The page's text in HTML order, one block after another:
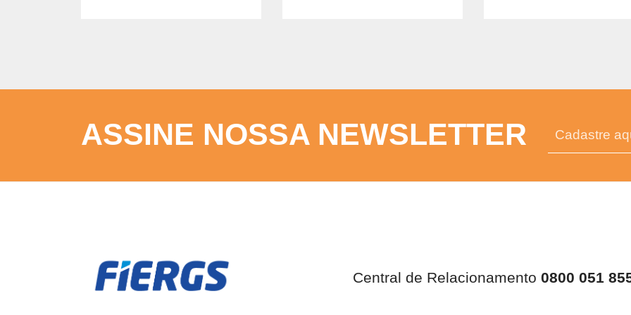
ASSINE NOSSA NEWSLETTER
Central de Relacionamento0800 051